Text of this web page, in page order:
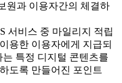
원과 이용자간의 체결하
서비스 중 마일리지 적립
용한 이용자에게 지급되
는 특정 디지털 콘텐츠를
도록 만들어진 포인트